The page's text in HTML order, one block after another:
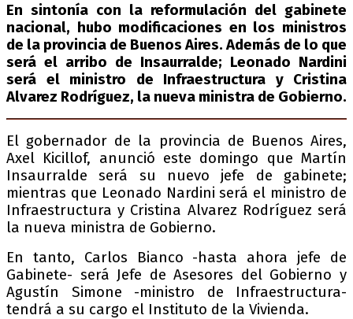
En sintonía con la reformulación del gabinete
nacional, hubo modificaciones en los ministros
de la provincia de Buenos Aires. Además de lo que
será el arribo de Insaurralde; Leonado Nardini
será el ministro de Infraestructura y Cristina
Alvarez Rodríguez, la nueva ministra de Gobierno.
El gobernador de la provincia de Buenos Aires,
Axel Kicillof, anunció este domingo que Martín
Insaurralde será su nuevo jefe de gabinete;
mientras que Leonado Nardini será el ministro de
Infraestructura y Cristina Alvarez Rodríguez será
la nueva ministra de Gobierno.
En tanto, Carlos Bianco -hasta ahora jefe de
Gabinete- será Jefe de Asesores del Gobierno y
Agustín Simone -ministro de Infraestructura-
tendrá a su cargo el Instituto de la Vivienda.